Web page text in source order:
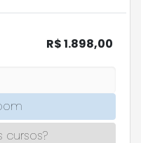
R$ 1.898,00
cursos?